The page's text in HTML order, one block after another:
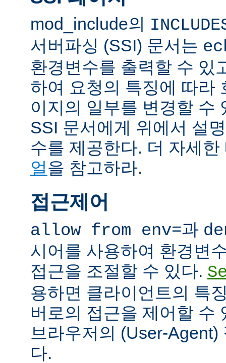
mod_include의
서버파싱 (SSI) 문서는
환경변수를 출력할 수 있
하여 요청의 특징에 따라
이지의 일부를 변경할 수
SSI 문서에게 위에서 설
수를 제공한다. 더 자세
얼을 참고하라.
접근제어
allow from env=과
시어를 사용하여 환경변
접근을 조절할 수 있다.
용하면 클라이언트의 특
버로의 접근을 제어할 수
브라우저의 (User-
다.